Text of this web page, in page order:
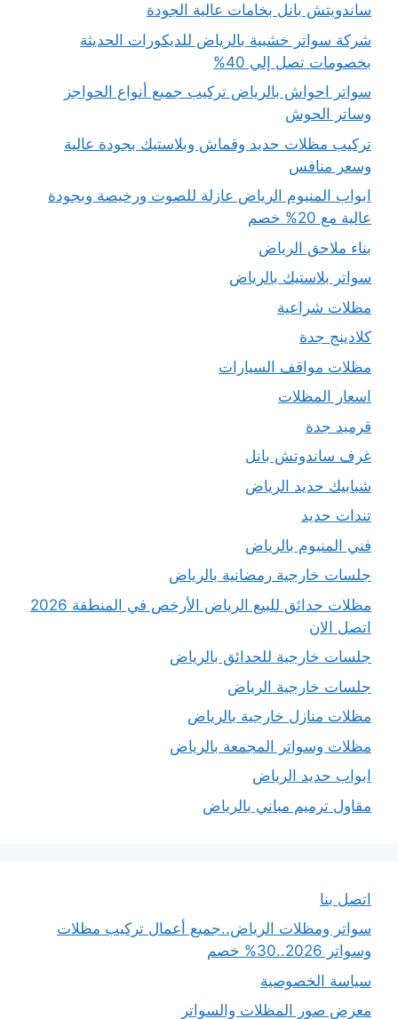
ساندويتش بانل بخامات عالية الجودة
شركة سواتر خشبية بالرياض للديكورات الحديثة
بخصومات تصل إلي 40%
سواتر احواش بالرياض تركيب جميع أنواع الحواجز
وساتر الحوش
تركيب مظلات حديد وقماش وبلاستيك بجودة عالية
وسعر منافس
ابواب المنيوم الرياض عازلة للصوت ورخيصة وبجودة
عالية مع 20% خصم
بناء ملاحق الرياض
سواتر بلاستيك بالرياض
مظلات شراعية
كلادينج جدة
مظلات مواقف السيارات
اسعار المظلات
قرميد جدة
غرف ساندوتش بانل
شبابيك حديد الرياض
تندات حديد
فني المنيوم بالرياض
جلسات خارجية رمضانية بالرياض
مظلات حدائق للبيع الرياض الأرخص في المنطقة 2026
اتصل الان
جلسات خارجية للحدائق بالرياض
جلسات خارجية الرياض
مظلات منازل خارجية بالرياض
مظلات وسواتر المجمعة بالرياض
ابواب حديد الرياض
مقاول ترميم مباني بالرياض
اتصل بنا
سواتر ومظلات الرياض..جميع أعمال تركيب مظلات
وسواتر 2026..30% خصم
سياسة الخصوصية
معرض صور المظلات والسواتر